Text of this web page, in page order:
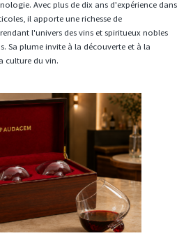
Avec plus de dix ans d'expérience dans
il apporte une richesse de
l'univers des vins et spiritueux nobles
Sa plume invite à la découverte et à la
culture du vin.